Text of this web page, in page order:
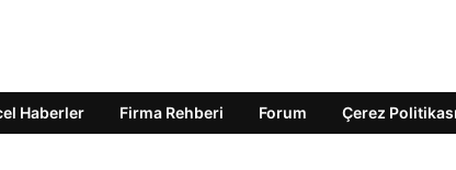
Haberler Firma Rehberi Forum Çerez Politikası